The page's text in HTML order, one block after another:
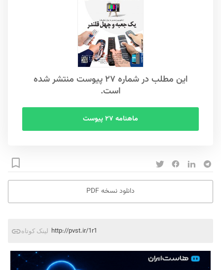
این مطلب در شماره ۲۷ پیوست منتشر شده
است.
ماهنامه ۲۷ پیوست
دانلود نسخه PDF
لینک کوتاه http://pvst.ir/1r1